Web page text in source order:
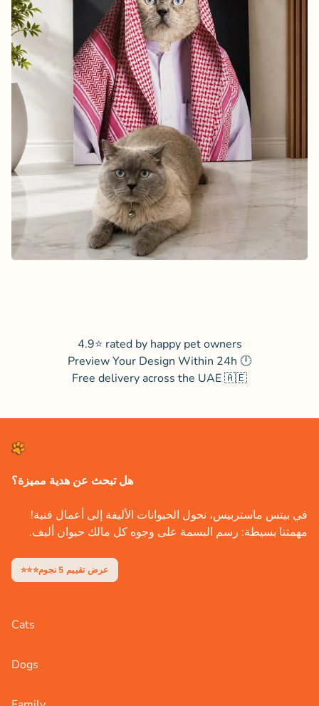
4.9⭐ rated by happy pet owners
Preview Your Design Within 24h 🕛
Free delivery across the UAE 🇦🇪
هل تبحث عن هدية مميزة؟
في بيتس ماستربيس، نحول الحيوانات الأليفة إلى أعمال فنية!
مهمتنا بسيطة: رسم البسمة على وجوه كل مالك حيوان أليف.
⭐⭐⭐عرض تقييم 5 نجوم
Cats
Dogs